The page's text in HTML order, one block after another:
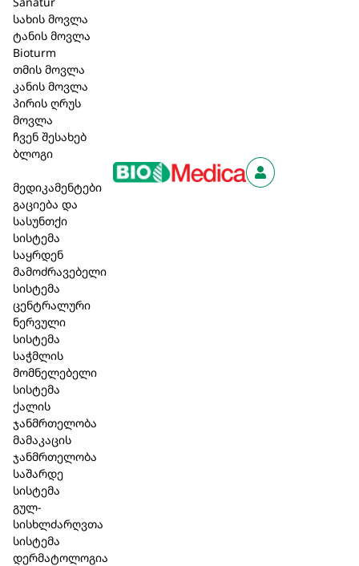
სახის მოვლა
ტანის მოვლა
Bioturm
თმის მოვლა
კანის მოვლა
პირის ღრუს
მოვლა
ჩვენ შესახებ
ბლოგი
მედიკამენტები
გაციება და
სასუნთქი
სისტემა
საყრდენ
მამოძრავებელი
სისტემა
ცენტრალური
ნერვული
სისტემა
საჭმლის
მომნელებელი
სისტემა
ქალის
ჯანმრთელობა
მამაკაცის
ჯანმრთელობა
საშარდე
სისტემა
გულ-
სისხლძარღვთა
სისტემა
დერმატოლოგია
სილიკონების, პარაბენების და მინერალური
ზეთების გარეშე;
გლუტენის და ლაქტოზის გარეშე;
დერმატოლოგიურად და ალერგიულად
ტესტირებული;
ვეგანური.
26,20 ₾